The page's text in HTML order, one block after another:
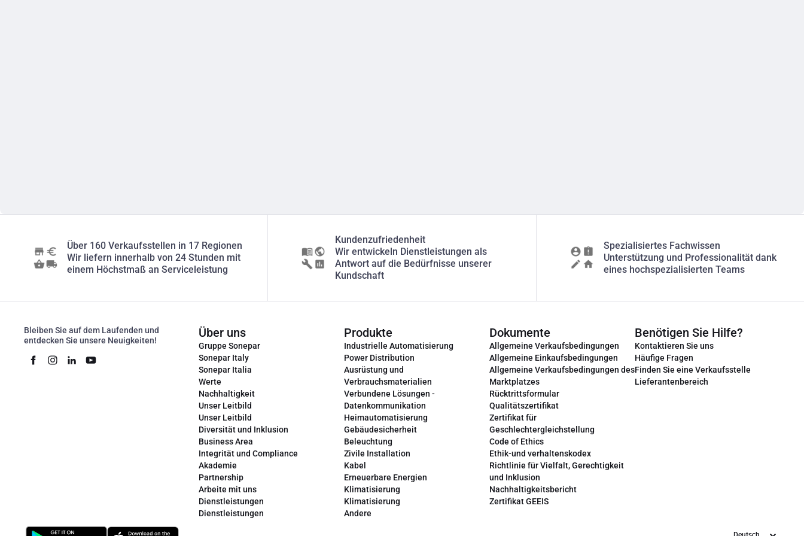
Über 160 Verkaufsstellen in 17 Regionen
Wir liefern innerhalb von 24 Stunden mit
einem Höchstmaß an Serviceleistung
Kundenzufriedenheit
Wir entwickeln Dienstleistungen als
Antwort auf die Bedürfnisse unserer
Kundschaft
Spezialisiertes Fachwissen
Unterstützung und Professionalität dank
eines hochspezialisierten Teams
Bleiben Sie auf dem Laufenden und
entdecken Sie unsere Neuigkeiten!
Über uns
Gruppe Sonepar
Sonepar Italy
Sonepar Italia
Werte
Nachhaltigkeit
Unser Leitbild
Unser Leitbild
Diversität und Inklusion
Business Area
Integrität und Compliance
Akademie
Partnership
Arbeite mit uns
Dienstleistungen
Dienstleistungen
Produkte
Industrielle Automatisierung
Power Distribution
Ausrüstung und
Verbrauchsmaterialien
Verbundene Lösungen -
Datenkommunikation
Heimautomatisierung
Gebäudesicherheit
Beleuchtung
Zivile Installation
Kabel
Erneuerbare Energien
Klimatisierung
Klimatisierung
Andere
Dokumente
Allgemeine Verkaufsbedingungen
Allgemeine Einkaufsbedingungen
Allgemeine Verkaufsbedingungen des
Marktplatzes
Rücktrittsformular
Qualitätszertifikat
Zertifikat für
Geschlechtergleichstellung
Code of Ethics
Ethik-und verhaltenskodex
Richtlinie für Vielfalt, Gerechtigkeit
und Inklusion
Nachhaltigkeitsbericht
Zertifikat GEEIS
Benötigen Sie Hilfe?
Kontaktieren Sie uns
Häufige Fragen
Finden Sie eine Verkaufsstelle
Lieferantenbereich